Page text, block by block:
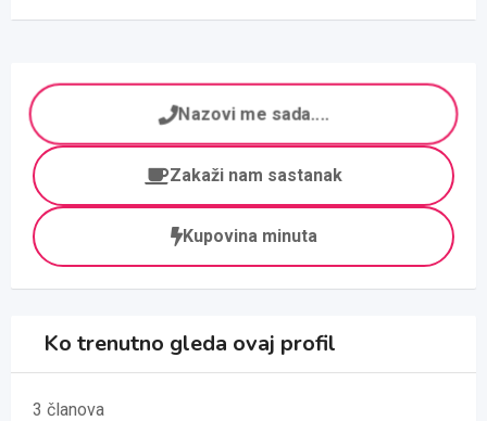
Nazovi me sada....
Zakaži nam sastanak
Kupovina minuta
Ko trenutno gleda ovaj profil
3 članova